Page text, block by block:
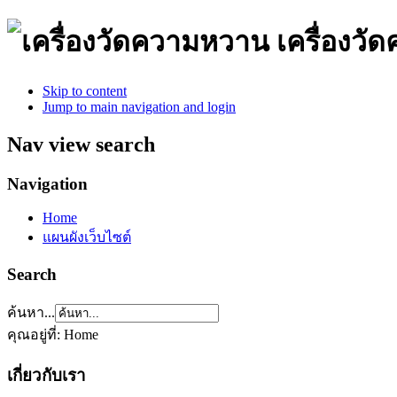
เครื่องวั
Skip to content
Jump to main navigation and login
Nav view search
Navigation
Home
แผนผังเว็บไซต์
Search
ค้นหา...
คุณอยู่ที่: Home
เกี่ยวกับเรา